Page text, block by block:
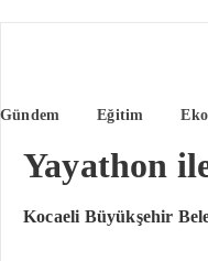
Gündem Eğitim
Yayathon
Kocaeli Büyükşehir